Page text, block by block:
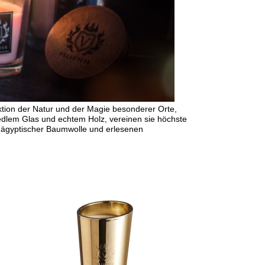
der Natur und der Magie besonderer Orte,
Glas und echtem Holz, vereinen sie höchste
Baumwolle und erlesenen